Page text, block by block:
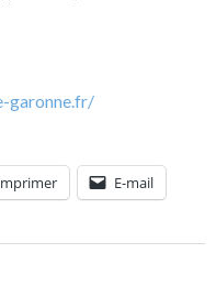
garonne.fr/
E-mail